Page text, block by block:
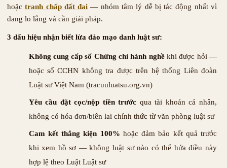
hoặctranh chấp đất đai — nhóm tâm lý dễ bị tác động nhất vì
đang lo lắng và cần giải pháp.
3 dấu hiệu nhận biết lừa đảo mạo danh luật sư:
Không cung cấp số Chứng chỉ hành nghềkhi được hỏi —
hoặc số CCHN không tra được trên hệ thống Liên đoàn
Luật sư Việt Nam (tracuuluatsu.org.vn)
Yêu cầu đặt cọc/nộp tiền trước qua tài khoản cá nhân,
không có hóa đơn/biên lai chính thức từ văn phòng luật sư
Cam kết thắng kiện 100% hoặc đảm bảo kết quả trước
khi xem hồ sơ — không luật sư nào có thể hứa điều này
hợp lệ theo Luật Luật sư